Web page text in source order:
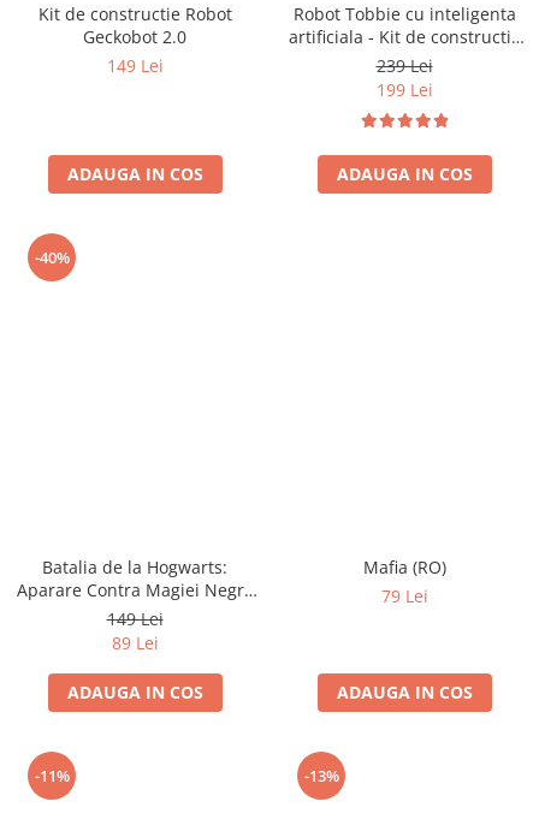
Kit de constructie Robot
Geckobot 2.0
149 Lei
ADAUGA IN COS
Robot Tobbie cu inteligenta
artificiala - Kit de constructie
(RO)
239 Lei
199 Lei
ADAUGA IN COS
-40%
Batalia de la Hogwarts:
Aparare Contra Magiei Negre
(RO)
149 Lei
89 Lei
ADAUGA IN COS
Mafia (RO)
79 Lei
ADAUGA IN COS
-11% -13%